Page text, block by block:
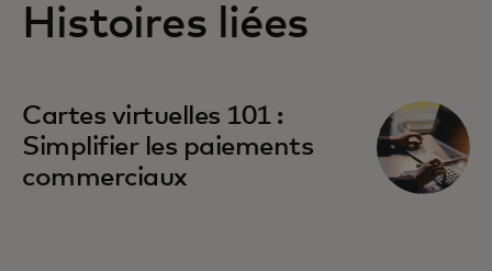
Histoires liées
Cartes virtuelles 101 :
Simplifier les paiements
commerciaux